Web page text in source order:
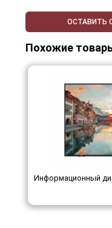
ОСТАВИТЬ
Похожие
Информационный